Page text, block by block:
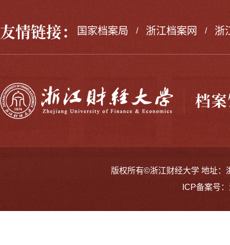
友情链接： 国家档案局 / 浙江档案网 / 浙
版权所有©浙江财经大学 地址：
ICP备案号：